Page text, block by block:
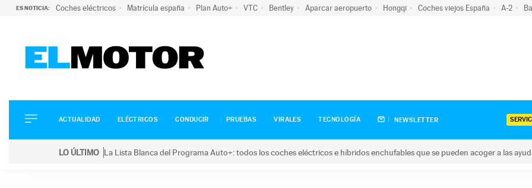
ES NOTICIA: Coches eléctricos Matrícula españa Plan Auto+ VTC Bentley Aparcar aeropuerto Hongqi Coches viejos España A-2
ELÉCTRICOS
CONDUCIR
ACTUALIDAD ELÉCTRICOS CONDUCIR PRUEBAS VIRALES TECNOLOGÍA NEWSLETTER
LO ÚLTIMO La Lista Blanca del Programa Auto+: todos los coches eléctricos e híbridos enchufables que se pueden acoger a las